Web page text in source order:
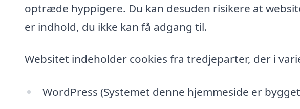
optræde hyppigere. Du kan desuden risikere at
er indhold, du ikke kan få adgang til.
Websitet indeholder cookies fra tredjeparter, der i
WordPress (Systemet denne hjemmeside er